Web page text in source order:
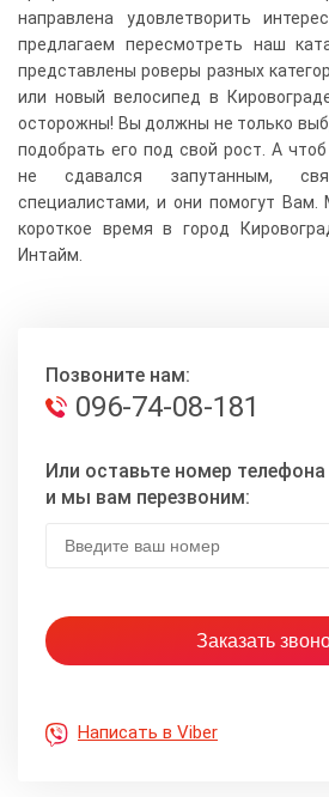
направлена удовлетворить
предлагаем пересмотреть наш
представлены роверы разных
или новый велосипед в
осторожны! Вы должны не только
подобрать его под свой рост. А
не сдавался запутанным,
специалистами, и они помогут
короткое время в город
Интайм.
Позвоните нам:
096-74-08-181
Или оставьте номер телефона
и мы вам перезвоним:
Написать в Viber